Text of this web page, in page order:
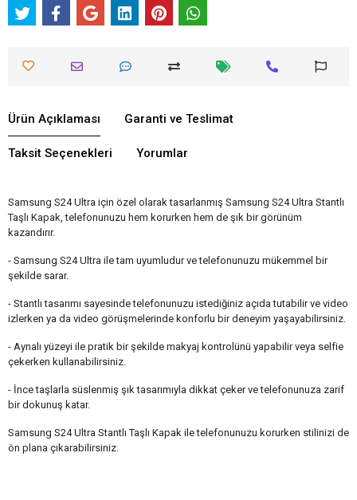
Ürün Açıklaması Garanti ve Teslimat
Taksit Seçenekleri Yorumlar
Samsung S24 Ultra için özel olarak tasarlanmış Samsung S24 Ultra Stantlı
Taşlı Kapak, telefonunuzu hem korurken hem de şık bir görünüm
kazandırır.
- Samsung S24 Ultra ile tam uyumludur ve telefonunuzu mükemmel bir
şekilde sarar.
- Stantlı tasarımı sayesinde telefonunuzu istediğiniz açıda tutabilir ve video
izlerken ya da video görüşmelerinde konforlu bir deneyim yaşayabilirsiniz.
- Aynalı yüzeyi ile pratik bir şekilde makyaj kontrolünü yapabilir veya selfie
çekerken kullanabilirsiniz.
- İnce taşlarla süslenmiş şık tasarımıyla dikkat çeker ve telefonunuza zarif
bir dokunuş katar.
Samsung S24 Ultra Stantlı Taşlı Kapak ile telefonunuzu korurken stilinizi de
ön plana çıkarabilirsiniz.